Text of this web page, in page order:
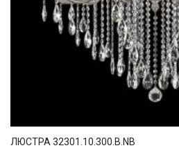
ЛЮСТРА 32301.10.300.B.NB